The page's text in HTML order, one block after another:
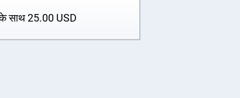
साथ25.00 USD